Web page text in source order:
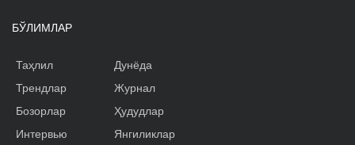
БЎЛИМЛАР
Таҳлил
Трендлар
Бозорлар
Интервью
Дунёда
Журнал
Ҳудудлар
Янгиликлар